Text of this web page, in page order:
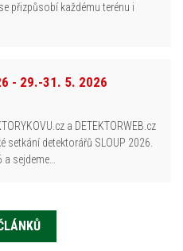
přizpůsobí každému terénu i
- 29.-31. 5. 2026
a DETEKTORWEB.cz
setkání detektorářů SLOUP 2026.
a sejdeme…